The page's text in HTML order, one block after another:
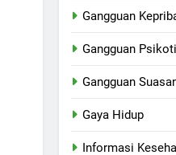
Gangguan
Gangguan
Gangguan
Gaya Hidup
Informasi